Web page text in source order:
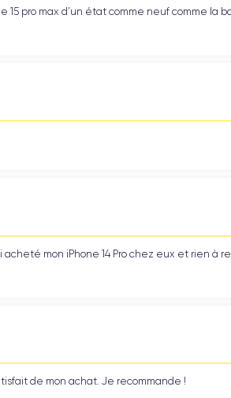
15 pro max d’un état comme neuf comme la
mon iPhone 14 Pro chez eux et rien à
de mon achat. Je recommande !